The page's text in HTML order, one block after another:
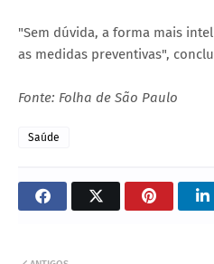
"Sem dúvida, a forma mais
as medidas preventivas",
Fonte: Folha de São Paulo
Saúde